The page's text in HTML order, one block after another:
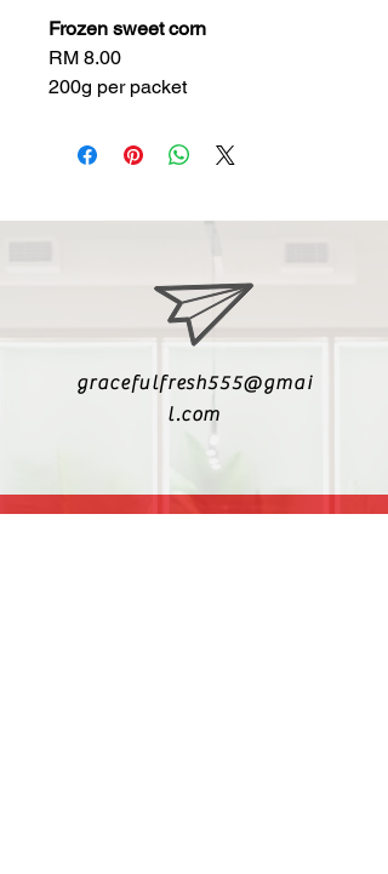
Frozen sweet corn
RM 8.00
200g per packet
gracefulfresh555@gmai
l.com